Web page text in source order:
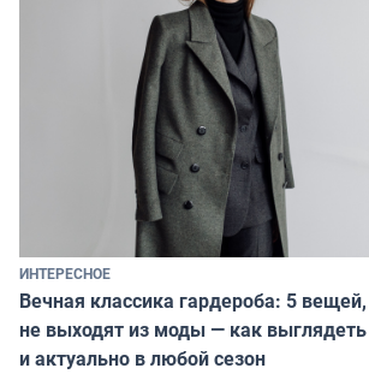
ИНТЕРЕСНОЕ
Вечная классика гардероба: 5
не выходят из моды — как выглядеть
и актуально в любой сезон